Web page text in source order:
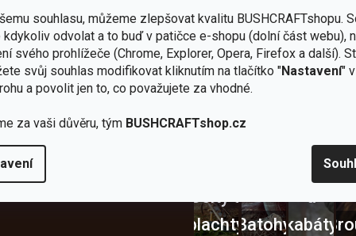
souhlasu, můžeme zlepšovat kvalitu BUSHCRAFTshopu.
kdykoliv odvolat a to buď v patičce e-shopu (dolní část webu),
svého prohlížeče (Chrome, Explorer, Opera, Firefox a další).
svůj souhlas modifikovat kliknutím na tlačítko "Nastavení"
a povolit jen to, co považujete za vhodné.
za vaši důvěru, tým BUSHCRAFTshop.cz
skvělé výhody
NožeSekery
Vařiče
a
kartuše
Celty a
plachtyBatohy
Bundy
a
kabáty